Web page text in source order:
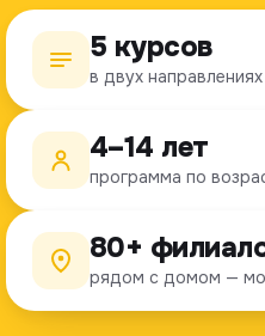
5 курсов
в двух
4–14 лет
программа по
80+
рядом с домом —